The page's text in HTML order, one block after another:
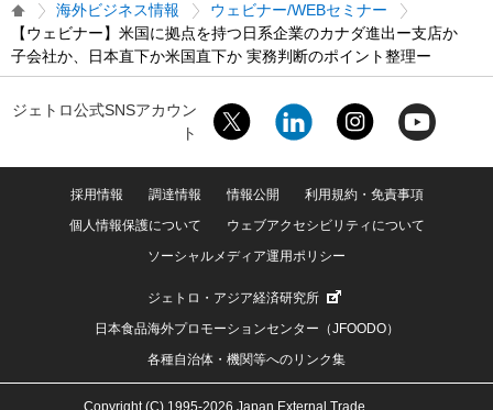
海外ビジネス情報
ウェビナー/WEBセミナー
【ウェビナー】米国に拠点を持つ日系企業のカナダ進出ー支店か
子会社か、日本直下か米国直下か 実務判断のポイント整理ー
ジェトロ公式SNSアカウン
ト
採用情報 調達情報 情報公開
利用規約・免責事項
個人情報保護について
ウェブアクセシビリティについて
ソーシャルメディア運用ポリシー
ジェトロ・アジア経済研究所
日本食品海外プロモーションセンター（JFOODO）
各種自治体・機関等へのリンク集
Copyright (C) 1995-2026 Japan External Trade